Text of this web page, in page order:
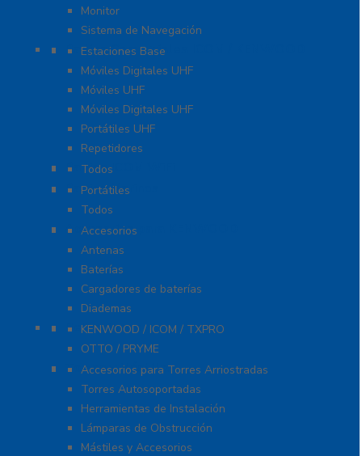
Monitor
Sistema de Navegación
Radios Comerciales ICOM / KENWOOD
Estaciones Base
Móviles Digitales UHF
Móviles UHF
Móviles Digitales UHF
Portátiles UHF
Repetidores
Radios ICOM WiFi
Todos
Radios Marinos
Portátiles
Todos
Accesorios para KENWOOD
Accesorios
Antenas
Baterías
Cargadores de baterías
Diademas
Refacciones
KENWOOD / ICOM / TXPRO
OTTO / PRYME
Torres y Mástiles
Accesorios para Torres Arriostradas
Torres Autosoportadas
Herramientas de Instalación
Lámparas de Obstrucción
Mástiles y Accesorios